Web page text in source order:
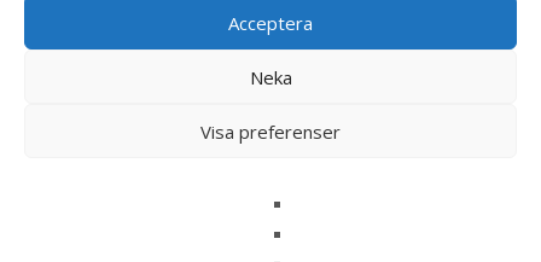
Acceptera
Neka
Visa preferenser
Spara mitt namn, min e-postadress och webbplats i
Relaterade produkter